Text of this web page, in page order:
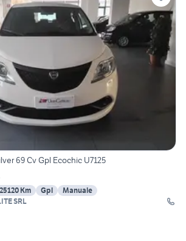
69 Cv Gpl Ecochic U7125
Km Gpl
Manuale
SRL